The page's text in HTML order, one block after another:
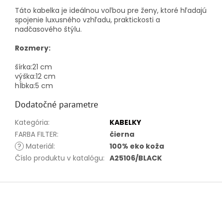
Táto kabelka je ideálnou voľbou pre ženy, ktoré hľadajú
spojenie luxusného vzhľadu, praktickosti a
nadčasového štýlu.
Rozmery:
šírka:21 cm
výška:12 cm
hĺbka:5 cm
Dodatočné parametre
Kategória:
KABELKY
FARBA FILTER:
čierna
? Materiál:
100% eko koža
Číslo produktu v katalógu: A25106/BLACK